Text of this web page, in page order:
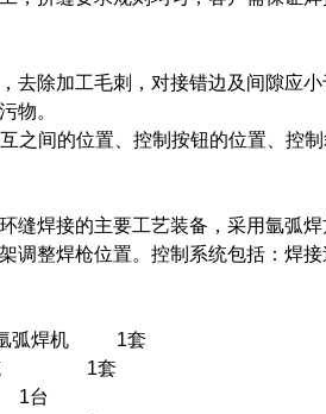
去除加工毛刺，对接错边及间隙应
物。
之间的位置、控制按钮的位置、控
缝焊接的主要工艺装备，采用氩弧
调整焊枪位置。控制系统包括：焊
)氩弧焊机 1套
系统 1套
台